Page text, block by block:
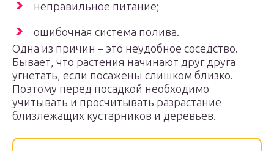
неправильное питание;
ошибочная система полива.
Одна из причин – это неудобное соседство.
Бывает, что растения начинают друг друга
угнетать, если посажены слишком близко.
Поэтому перед посадкой необходимо
учитывать и просчитывать разрастание
близлежащих кустарников и деревьев.